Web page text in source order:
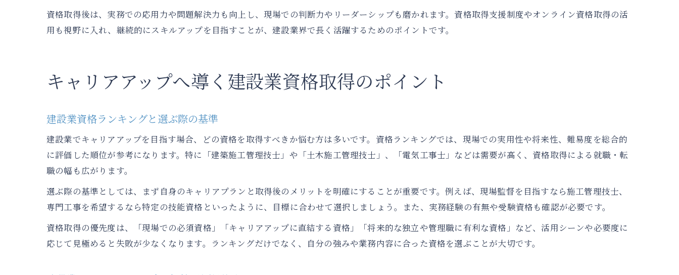
資格取得後は、実務での応用力や問題解決力も向上し、現場での判断力やリーダーシップも磨かれます。資格取得支援制度やオンライン資格取得の活
用も視野に入れ、継続的にスキルアップを目指すことが、建設業界で長く活躍するためのポイントです。
キャリアアップへ導く建設業資格取得のポイント
建設業資格ランキングと選ぶ際の基準
建設業でキャリアアップを目指す場合、どの資格を取得すべきか悩む方は多いです。資格ランキングでは、現場での実用性や将来性、難易度を総合的
に評価した順位が参考になります。特に「建築施工管理技士」や「土木施工管理技士」、「電気工事士」などは需要が高く、資格取得による就職・転
職の幅も広がります。
選ぶ際の基準としては、まず自身のキャリアプランと取得後のメリットを明確にすることが重要です。例えば、現場監督を目指すなら施工管理技士、
専門工事を希望するなら特定の技能資格といったように、目標に合わせて選択しましょう。また、実務経験の有無や受験資格も確認が必要です。
資格取得の優先度は、「現場での必須資格」「キャリアアップに直結する資格」「将来的な独立や管理職に有利な資格」など、活用シーンや必要度に
応じて見極めると失敗が少なくなります。ランキングだけでなく、自分の強みや業務内容に合った資格を選ぶことが大切です。